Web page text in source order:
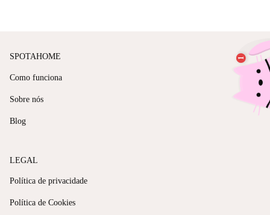
SPOTAHOME
Como funciona
Sobre nós
Blog
LEGAL
Política de privacidade
Política de Cookies